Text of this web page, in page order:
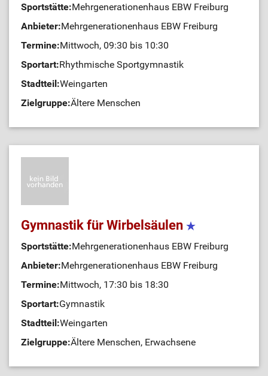
Sportstätte:Mehrgenerationenhaus EBW Freiburg
Anbieter:Mehrgenerationenhaus EBW Freiburg
Termine:Mittwoch, 09:30 bis 10:30
Sportart:Rhythmische Sportgymnastik
Stadtteil:Weingarten
Zielgruppe:Ältere Menschen
Gymnastik für Wirbelsäulen
Sportstätte:Mehrgenerationenhaus EBW Freiburg
Anbieter:Mehrgenerationenhaus EBW Freiburg
Termine:Mittwoch, 17:30 bis 18:30
Sportart:Gymnastik
Stadtteil:Weingarten
Zielgruppe:Ältere Menschen, Erwachsene